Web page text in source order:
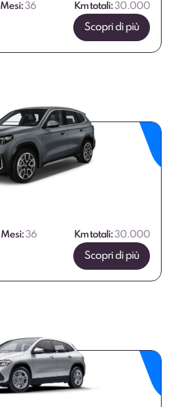
Mesi:36 Km totali:30.000
Scopri di più
Mesi:36 Km totali:30.000
Scopri di più